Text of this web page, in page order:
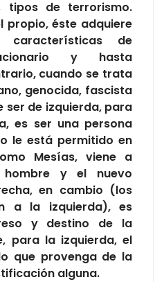
tipos de terrorismo.
propio, éste adquiere
características de
y hasta
cuando se trata
genocida, fascista
ser de izquierda, para
es ser una persona
le está permitido en
Mesías, viene a
y el nuevo
en cambio (los
a la izquierda), es
y destino de la
para la izquierda, el
que provenga de la
alguna.